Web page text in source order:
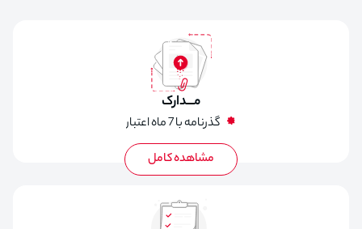
مـــدارک
گذرنامه با 7 ماه اعتبار